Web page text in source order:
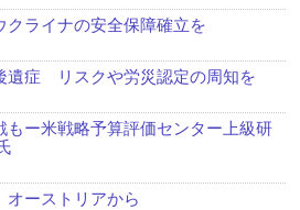
ライナの安全保障確立を
遺症 リスクや労災認定の周知を
もー米戦略予算評価センター上級研
ーストリアから